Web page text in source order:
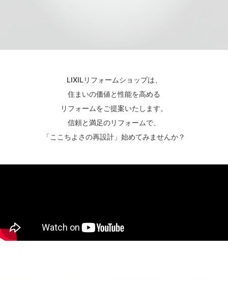
LIXILリフォームショップは、
住まいの価値と性能を高める
リフォームをご提案いたします。
信頼と満足のリフォームで、
「ここちよさの再設計」始めてみませんか？